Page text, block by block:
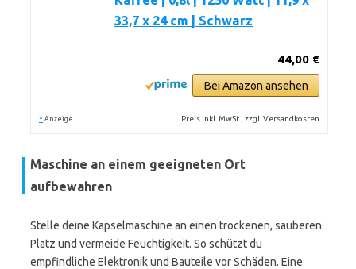
33,7 x 24 cm | Schwarz
44,00 €
Bei Amazon ansehen
* Anzeige Preis inkl. MwSt., zzgl. Versandkosten
Maschine an einem geeigneten Ort
aufbewahren
Stelle deine Kapselmaschine an einen trockenen, sauberen
Platz und vermeide Feuchtigkeit. So schützt du
empfindliche Elektronik und Bauteile vor Schäden. Eine